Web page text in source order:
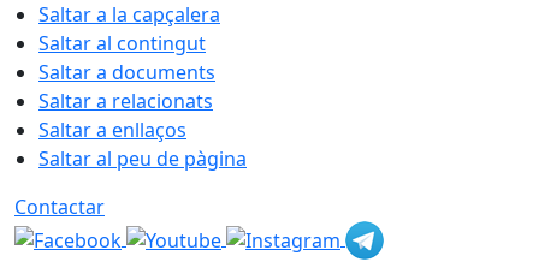
Saltar a la capçalera
Saltar al contingut
Saltar a documents
Saltar a relacionats
Saltar a enllaços
Saltar al peu de pàgina
Contactar